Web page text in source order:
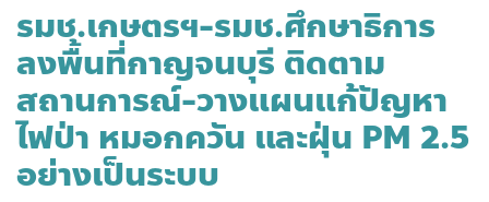
รมช.เกษตรฯ-รมช.ศึกษาธิการ
ลงพื้นที่กาญจนบุรี ติดตาม
สถานการณ์-วางแผนแก้ปัญหา
ไฟป่า หมอกควัน และฝุ่น PM 2.5
อย่างเป็นระบบ